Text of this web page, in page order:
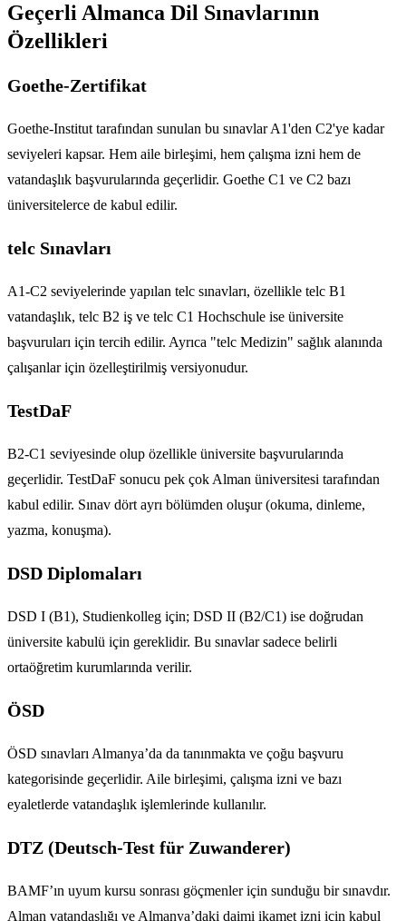
Geçerli Almanca Dil Sınavlarının
Özellikleri
Goethe-Zertifikat
Goethe-Institut tarafından sunulan bu sınavlar A1'den C2'ye kadar
seviyeleri kapsar. Hem aile birleşimi, hem çalışma izni hem de
vatandaşlık başvurularında geçerlidir. Goethe C1 ve C2 bazı
üniversitelerce de kabul edilir.
telc Sınavları
A1-C2 seviyelerinde yapılan telc sınavları, özellikle telc B1
vatandaşlık, telc B2 iş ve telc C1 Hochschule ise üniversite
başvuruları için tercih edilir. Ayrıca "telc Medizin" sağlık alanında
çalışanlar için özelleştirilmiş versiyonudur.
TestDaF
B2-C1 seviyesinde olup özellikle üniversite başvurularında
geçerlidir. TestDaF sonucu pek çok Alman üniversitesi tarafından
kabul edilir. Sınav dört ayrı bölümden oluşur (okuma, dinleme,
yazma, konuşma).
DSD Diplomaları
DSD I (B1), Studienkolleg için; DSD II (B2/C1) ise doğrudan
üniversite kabulü için gereklidir. Bu sınavlar sadece belirli
ortaöğretim kurumlarında verilir.
ÖSD
ÖSD sınavları Almanya’da da tanınmakta ve çoğu başvuru
kategorisinde geçerlidir. Aile birleşimi, çalışma izni ve bazı
eyaletlerde vatandaşlık işlemlerinde kullanılır.
DTZ (Deutsch-Test für Zuwanderer)
BAMF’ın uyum kursu sonrası göçmenler için sunduğu bir sınavdır.
Alman vatandaşlığı ve Almanya’daki daimi ikamet izni için kabul